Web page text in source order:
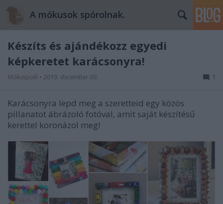
A mókusok spórolnak.
Készíts és ajándékozz egyedi
képkeretet karácsonyra!
Mókuspolli • 2019. december 09. 1
Karácsonyra lepd meg a szeretteid egy közös
pillanatot ábrázoló fotóval, amit saját készítésű
kerettel koronázol meg!